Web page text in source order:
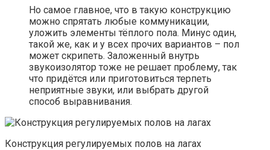
Но самое главное, что в такую конструкцию
можно спрятать любые коммуникации,
уложить элементы тёплого пола. Минус один,
такой же, как и у всех прочих вариантов – пол
может скрипеть. Заложенный внутрь
звукоизолятор тоже не решает проблему, так
что придётся или приготовиться терпеть
неприятные звуки, или выбрать другой
способ выравнивания.
Конструкция регулируемых полов на лагах